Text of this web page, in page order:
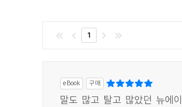
1
eBook 구매
말도 많고 탈고 많았던 뉴에